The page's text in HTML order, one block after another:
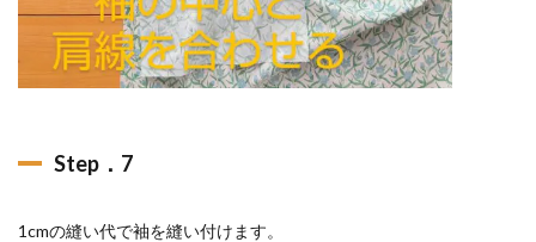
Step．7
1cmの縫い代で袖を縫い付けます。